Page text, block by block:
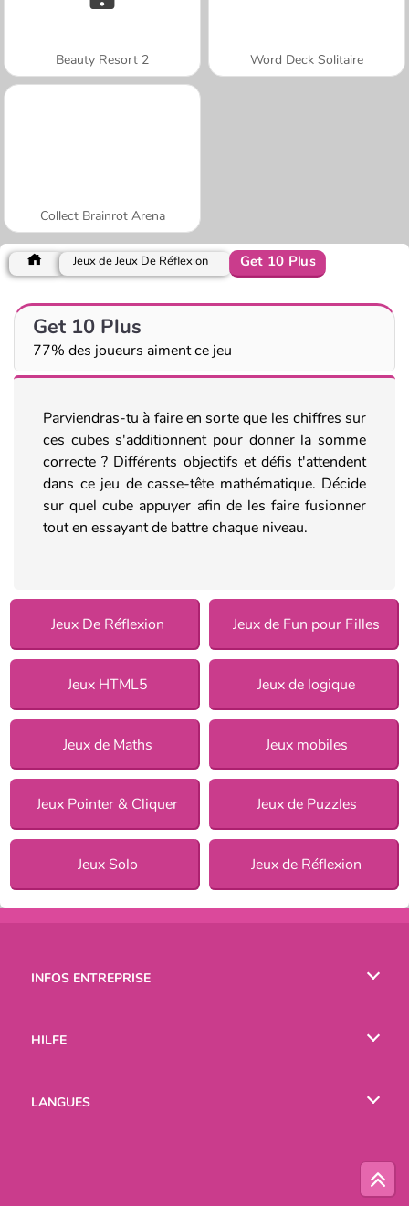
Beauty Resort 2 Word Deck Solitaire
Collect Brainrot Arena
Jeux de Jeux De Réflexion Get 10 Plus
Get 10 Plus
77% des joueurs aiment ce jeu
Parviendras-tu à faire en sorte que les chiffres sur
ces cubes s'additionnent pour donner la somme
correcte ? Différents objectifs et défis t'attendent
dans ce jeu de casse-tête mathématique. Décide
sur quel cube appuyer afin de les faire fusionner
tout en essayant de battre chaque niveau.
Jeux De Réflexion Jeux de Fun pour Filles
Jeux HTML5 Jeux de logique
Jeux de Maths Jeux mobiles
Jeux Pointer & Cliquer Jeux de Puzzles
Jeux Solo Jeux de Réflexion
INFOS ENTREPRISE
HILFE
LANGUES